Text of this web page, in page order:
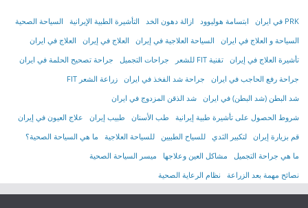
PRK في ايران ابتسامة هوليوود ازالة دهون الخد التأشیرة الطبیة الإیرانیة
السياحة الصحية
السياحة و العلاج في ايران
السیاحة العلاجیة في إیران العلاج في إيران
العلاج في ايران
تأشیرة العلاج في إیران
تقنية FIT للشعر جراحات التجميل
جراحة تصحيح الحلمة في ايران
جراحة رفع الحاجب في ايران
جراحة شد الفخذ في ايران
زراعة الشعر FIT
شد البطن (شد البطن) في ايران
شد الذقن المزدوج في ايران
شروط الحصول على تأشیرة طبیة إیرانیة
طب الأسنان طبيب إيران
علاج العيون في إيران
قم بزيارة إيران
لتكبير الثدي للسياح الطبيين للسياحة العلاجية
ما هي السياحة الصحية؟
ما هي جراحة التجميل
مشاكل العين وعلاجها
ميسر السياحة الصحية
نصائح مهمة بعد الزراعة
نظام الرعاية الصحية